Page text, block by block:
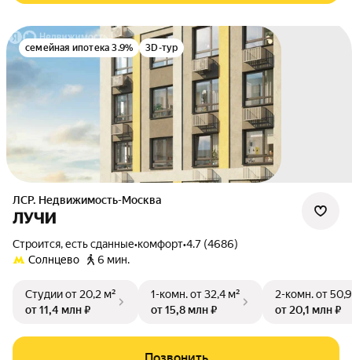
семейная ипотека 3.9% 3D-тур
ЛСР. Недвижимость-Москва
ЛУЧИ
Строится, есть сданные•комфорт•4.7 (4686)
Солнцево
6 мин.
Студииот 20,2 м²
от 11,4 млн ₽
1-комн.от 32,4 м²
от 15,8 млн ₽
2-комн.от
от 20,1 млн ₽